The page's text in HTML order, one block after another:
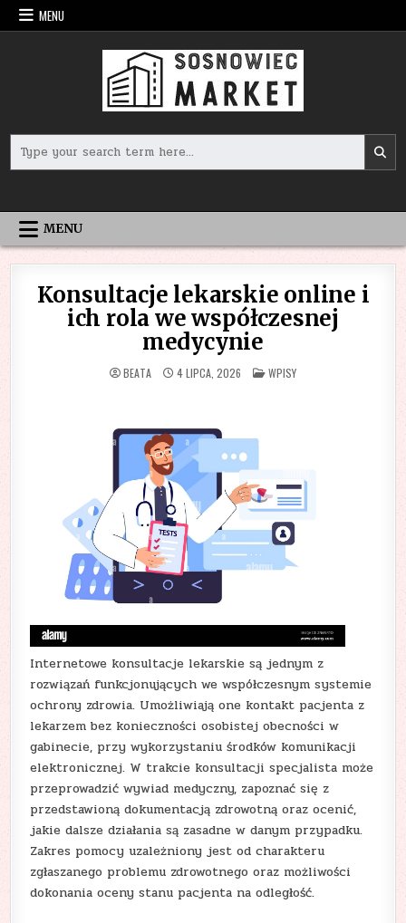
Skip
to
MENU
for:
MENU
Konsultacje lekarskie online i
ich rola we współczesnej
medycynie
BEATA 4 LIPCA, 2026 POSTED
IN
WPISY
Internetowe konsultacje lekarskie są jednym z
rozwiązań funkcjonujących we współczesnym systemie
ochrony zdrowia. Umożliwiają one kontakt pacjenta z
lekarzem bez konieczności osobistej obecności w
gabinecie, przy wykorzystaniu środków komunikacji
elektronicznej. W trakcie konsultacji specjalista może
przeprowadzić wywiad medyczny, zapoznać się z
przedstawioną dokumentacją zdrowotną oraz ocenić,
jakie dalsze działania są zasadne w danym przypadku.
Zakres pomocy uzależniony jest od charakteru
zgłaszanego problemu zdrowotnego oraz możliwości
dokonania oceny stanu pacjenta na odległość.